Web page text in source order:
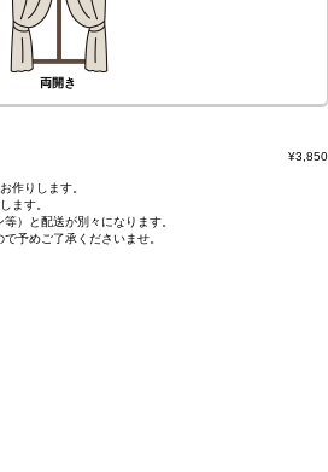
両開き
¥3,850
作りします。
ます。
）と配送が別々 になります。
で予めご了承くださいませ。